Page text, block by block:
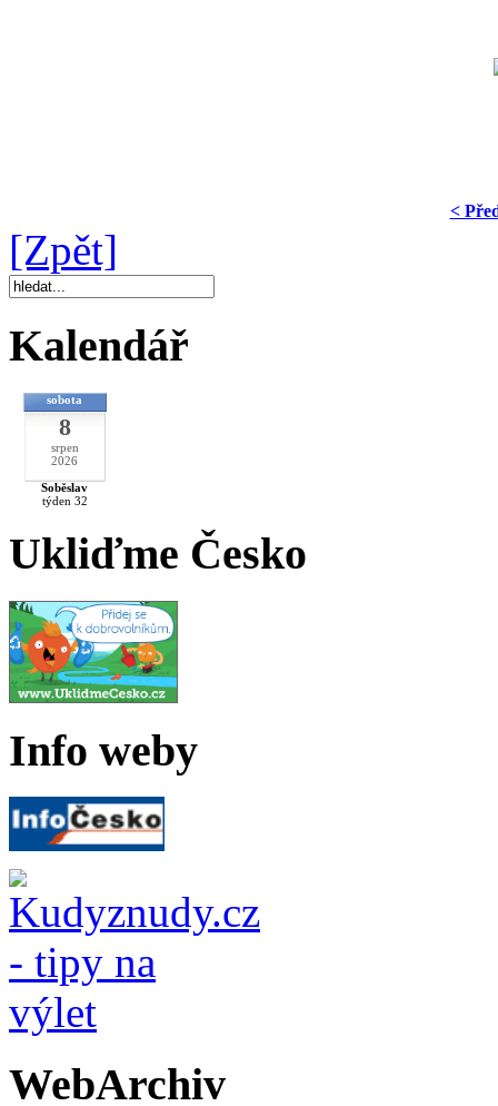
<
[Zpět]
Kalendář
sobota
8
srpen
2026
Soběslav
týden 32
Ukliďme Česko
Info weby
WebArchiv